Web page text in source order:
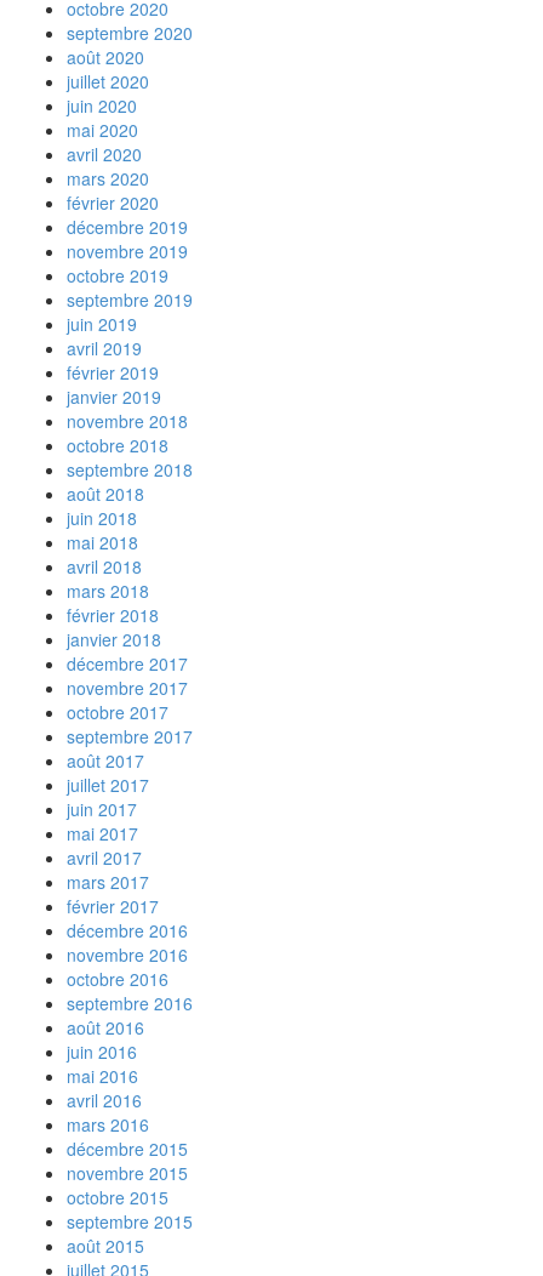
octobre 2020
septembre 2020
août 2020
juillet 2020
juin 2020
mai 2020
avril 2020
mars 2020
février 2020
décembre 2019
novembre 2019
octobre 2019
septembre 2019
juin 2019
avril 2019
février 2019
janvier 2019
novembre 2018
octobre 2018
septembre 2018
août 2018
juin 2018
mai 2018
avril 2018
mars 2018
février 2018
janvier 2018
décembre 2017
novembre 2017
octobre 2017
septembre 2017
août 2017
juillet 2017
juin 2017
mai 2017
avril 2017
mars 2017
février 2017
décembre 2016
novembre 2016
octobre 2016
septembre 2016
août 2016
juin 2016
mai 2016
avril 2016
mars 2016
décembre 2015
novembre 2015
octobre 2015
septembre 2015
août 2015
juillet 2015